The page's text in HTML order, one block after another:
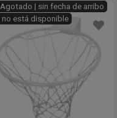
Agotado | sin fecha de arribo
no está disponible